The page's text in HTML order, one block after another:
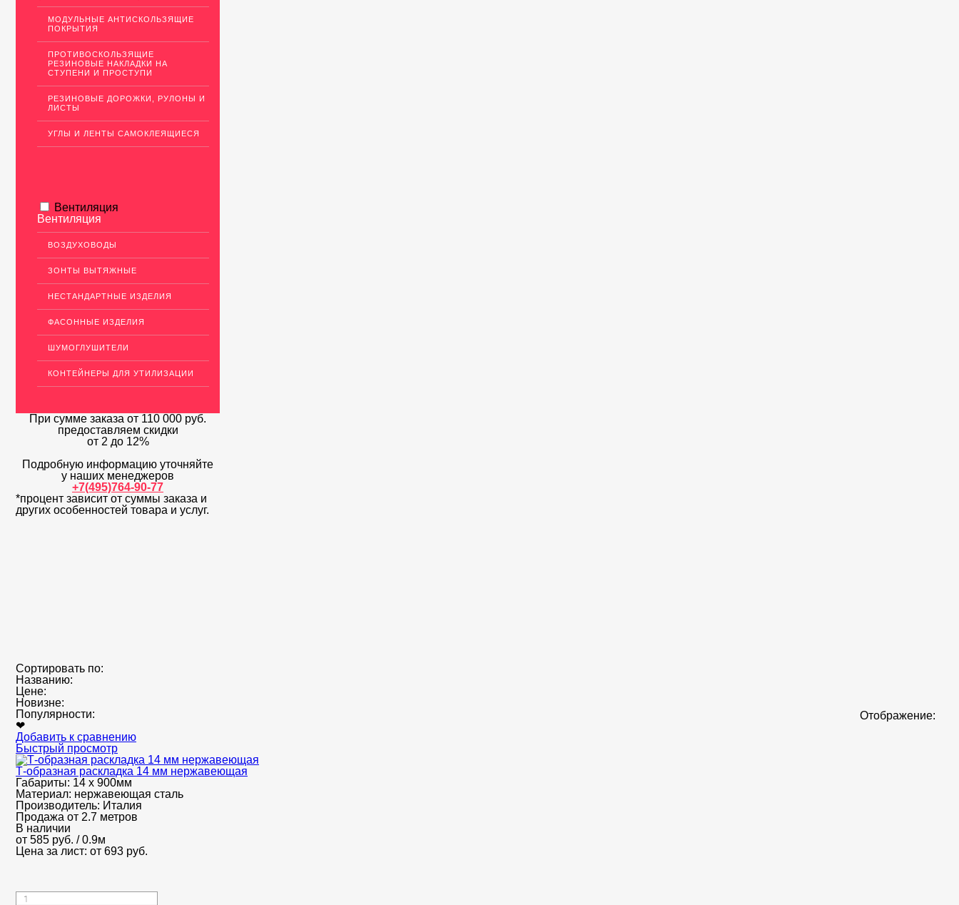
МОДУЛЬНЫЕ АНТИСКОЛЬЗЯЩИЕ
ПОКРЫТИЯ
ПРОТИВОСКОЛЬЗЯЩИЕ
РЕЗИНОВЫЕ НАКЛАДКИ НА
СТУПЕНИ И ПРОСТУПИ
РЕЗИНОВЫЕ ДОРОЖКИ, РУЛОНЫ И
ЛИСТЫ
УГЛЫ И ЛЕНТЫ САМОКЛЕЯЩИЕСЯ
Вентиляция
Вентиляция
ВОЗДУХОВОДЫ
ЗОНТЫ ВЫТЯЖНЫЕ
НЕСТАНДАРТНЫЕ ИЗДЕЛИЯ
ФАСОННЫЕ ИЗДЕЛИЯ
ШУМОГЛУШИТЕЛИ
КОНТЕЙНЕРЫ ДЛЯ УТИЛИЗАЦИИ
При сумме заказа от 110 000 руб.
предоставляем скидки
от 2 до 12%
Подробную информацию уточняйте
у наших менеджеров
+7(495)764-90-77
*процент зависит от суммы заказа и
других особенностей товара и услуг.
Сортировать по:
Названию:
Цене:
Новизне:
Популярности:
Отображение:
❤
Добавить к сравнению
Быстрый просмотр
Т-образная раскладка 14 мм нержавеющая
Габариты: 14 х 900мм
Материал: нержавеющая сталь
Производитель: Италия
Продажа от 2.7 метров
В наличии
от 585 руб. / 0.9м
Цена за лист: от 693 руб.